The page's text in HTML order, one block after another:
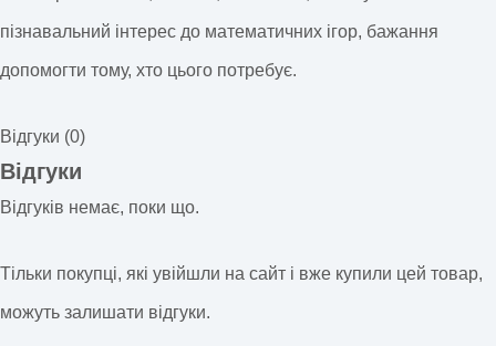
пізнавальний інтерес до математичних ігор, бажання
допомогти тому, хто цього потребує.
Відгуки (0)
Відгуки
Відгуків немає, поки що.
Тільки покупці, які увійшли на сайт і вже купили цей товар,
можуть залишати відгуки.